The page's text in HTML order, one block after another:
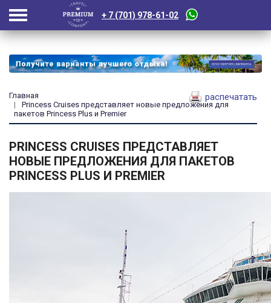
+ 7 (701) 978-61-02
Главная
Princess Cruises представляет новые предложения для
пакетов Princess Plus и Premier
распечатать
PRINCESS CRUISES ПРЕДСТАВЛЯЕТ
НОВЫЕ ПРЕДЛОЖЕНИЯ ДЛЯ ПАКЕТОВ
PRINCESS PLUS И PREMIER